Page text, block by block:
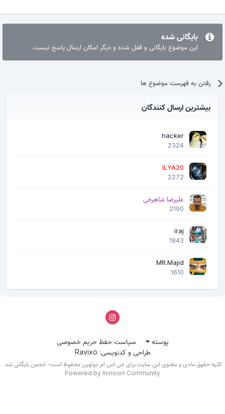
بایگانی شده
این موضوع بایگانی و قفل شده و دیگر امکان ارسال پاسخ نیست.
رفتن به فهرست موضوع ها
بیشترین ارسال کنندگان
hacker
2324
ILYA20
2272
علیرضا شاهرخی
2190
iraj
1843
MR.Majid
1610
پوسته
سیاست حفظ حریم خصوصی
طراحی و کدنویسی: Ravixo
حقوق مادی و معنوی این سایت برای جی اس ام دولوپرز محفوظ است- انجمن بایگانی شد.
Powered by Invision Community